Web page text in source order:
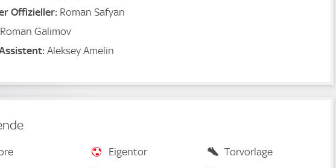
Offizieller: Roman Safyan
Roman Galimov
Aleksey Amelin
Eigentor
Torvorlage